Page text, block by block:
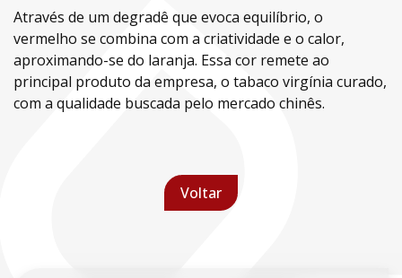
Através de um degradê que evoca equilíbrio, o
vermelho se combina com a criatividade e o calor,
aproximando-se do laranja. Essa cor remete ao
principal produto da empresa, o tabaco virgínia curado,
com a qualidade buscada pelo mercado chinês.
Voltar